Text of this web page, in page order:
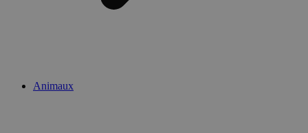
Animaux